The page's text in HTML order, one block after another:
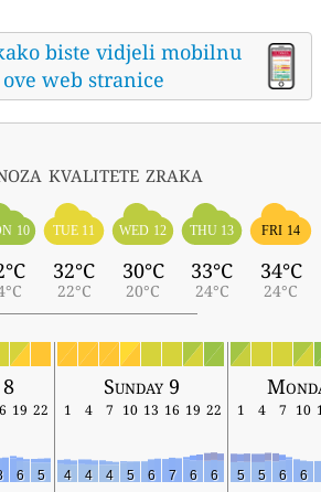
biste vidjeli mobilnu
web stranice
kvalitete zraka
10 TUE 11
32°C
22°C
WED 12
30°C
20°C
THU 13
33°C
24°C
FRI 14
34°C
24°C
Sunday 9
19 22 1 4 7 10 13 16 19 22 1 4 7 10
6 5 4 4 4 5 6 7 6 6 5 5 6 6